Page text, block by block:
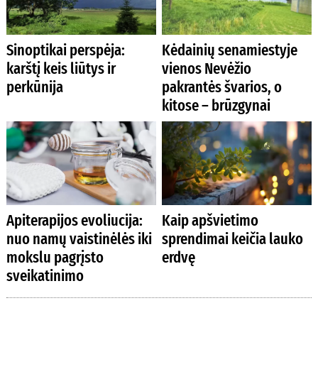
Sinoptikai perspėja:
karštį keis liūtys ir
perkūnija
Kėdainių senamiestyje
vienos Nevėžio
pakrantės švarios, o
kitose – brūzgynai
Apiterapijos evoliucija:
nuo namų vaistinėlės iki
mokslu pagrįsto
sveikatinimo
Kaip apšvietimo
sprendimai keičia lauko
erdvę